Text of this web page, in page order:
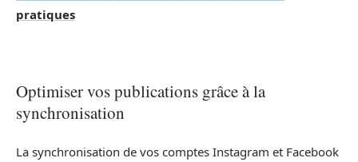
pratiques
Optimiser vos publications grâce à la
synchronisation
La synchronisation de vos comptes Instagram et Facebook